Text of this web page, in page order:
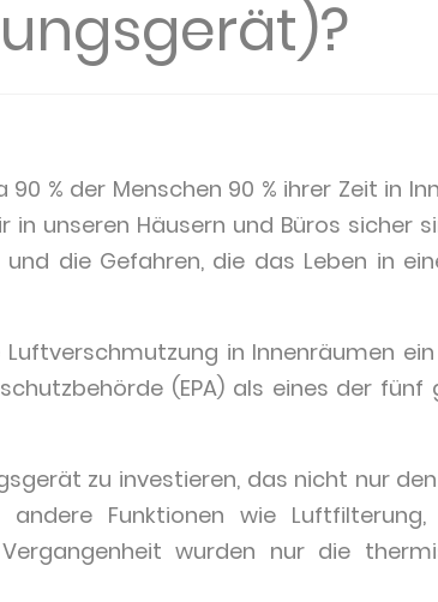
% der Menschen 90 % ihrer Zeit in
in unseren Häusern und Büros sicher
die Gefahren, die das Leben in
in Innenräumen
(EPA) als eines der fünf
zu investieren, das nicht nur
Funktionen wie
wurden nur die